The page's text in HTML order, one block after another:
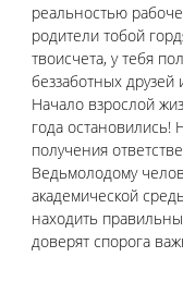
реальностью
родители тобой
твоисчета, у тебя
беззаботных
Начало взрослой
года остановились!
получения
Ведьмолодому
академической
находить
доверят спорога